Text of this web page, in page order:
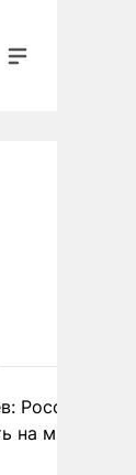
России
на мнение